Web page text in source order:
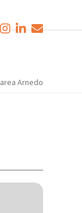
Arnedo